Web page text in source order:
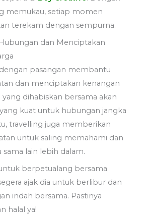
memukau, setiap momen
terekam dengan sempurna.
dan Menciptakan
pasangan membantu
dan menciptakan kenangan
yang dihabiskan bersama akan
kuat untuk hubungan jangka
travelling juga memberikan
untuk saling memahami dan
sama lain lebih dalam.
berpetualang bersama
ajak dia untuk berlibur dan
indah bersama. Pastinya
halal ya!